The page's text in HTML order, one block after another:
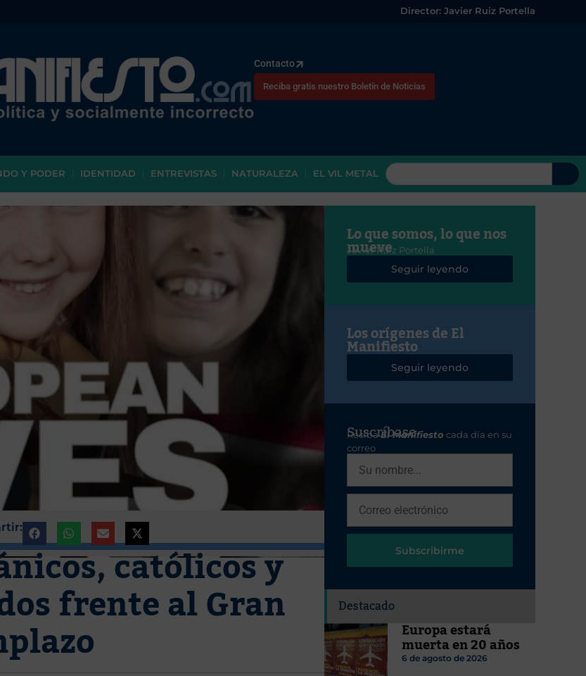
Director: Javier Ruiz Portella
Contacto
Reciba gratis nuestro Boletín de Noticias
Y PODER IDENTIDAD ENTREVISTAS NATURALEZA EL VIL METAL
católicos y
frente al Gran
Lo que somos, lo que nos
mueve
Javier Ruiz Portella
Seguir leyendo
Los orígenes de El
Manifiesto
Seguir leyendo
Suscríbase
RecibaEl Manifiesto cada día en su
correo
Subscribirme
Destacado
Europa estará
muerta en 20 años
6 de agosto de 2026